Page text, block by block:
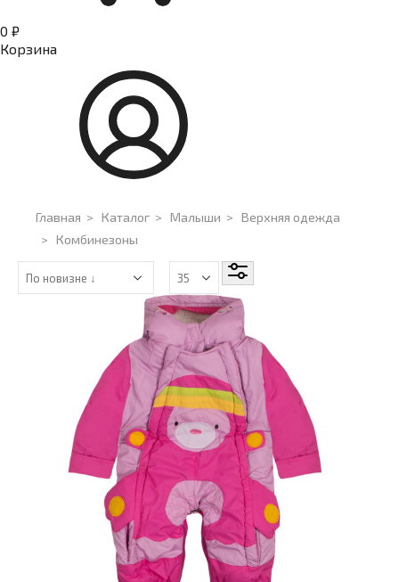
0 ₽
Корзина
Главная > Каталог > Малыши > Верхняя одежда
> Комбинезоны